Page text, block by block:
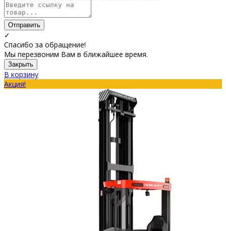
Отправить
✓
Спасибо за обращение!
Мы перезвоним Вам в ближайшее время.
Закрыть
В корзину
Акция!